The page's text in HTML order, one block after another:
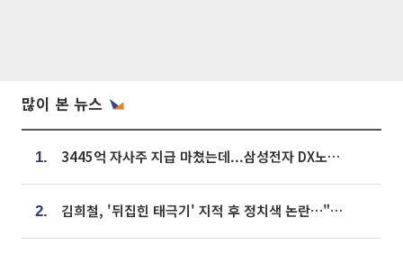
많이 본 뉴스
1. 3445억 자사주 지급 마쳤는데...삼성전자 DX노조, 뒤늦은 '떼쓰기 집회'
2. 김희철, '뒤집힌 태극기' 지적 후 정치색 논란…"좌우 떠나 우리나라 국기"